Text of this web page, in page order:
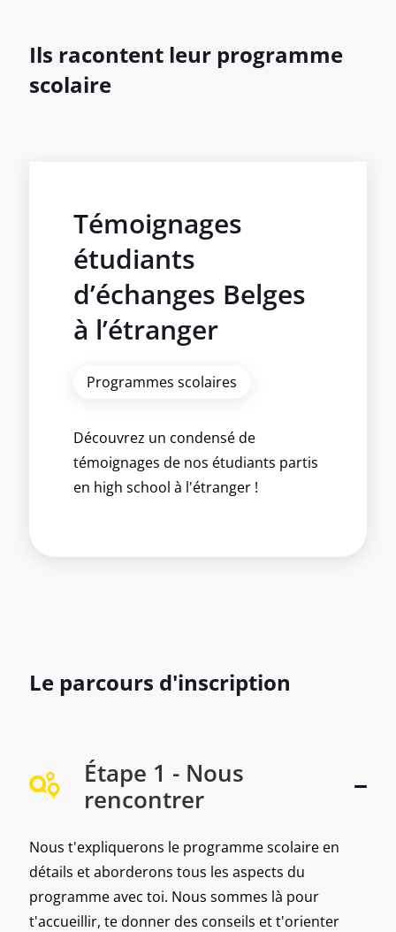
Ils racontent leur programme
scolaire
Témoignages
étudiants
d’échanges Belges
à l’étranger
Programmes scolaires
Découvrez un condensé de
témoignages de nos étudiants partis
en high school à l'étranger !
Le parcours d'inscription
Étape 1 - Nous
rencontrer
Nous t'expliquerons le programme scolaire en
détails et aborderons tous les aspects du
programme avec toi. Nous sommes là pour
t'accueillir, te donner des conseils et t'orienter